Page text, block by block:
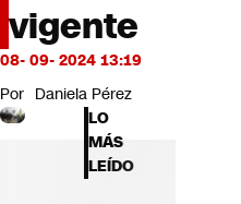
vigente
08- 09- 2024 13:19
Por Daniela Pérez
LO
MÁS
LEÍDO